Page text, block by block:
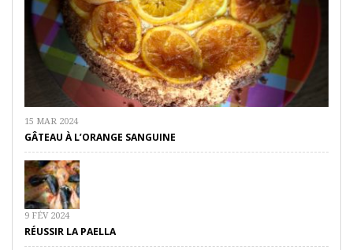
15 MAR 2024
GÂTEAU À L’ORANGE SANGUINE
9 FÉV 2024
RÉUSSIR LA PAELLA